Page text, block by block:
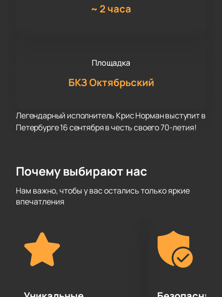
~ 2 часа
Площадка
БКЗ Октябрьский
Легендарный исполнитель Крис Норман выступит в
Петербурге 16 сентября в честь своего 70-летия!
Почему выбирают нас
Нам важно, чтобы у вас остались только яркие
впечатления